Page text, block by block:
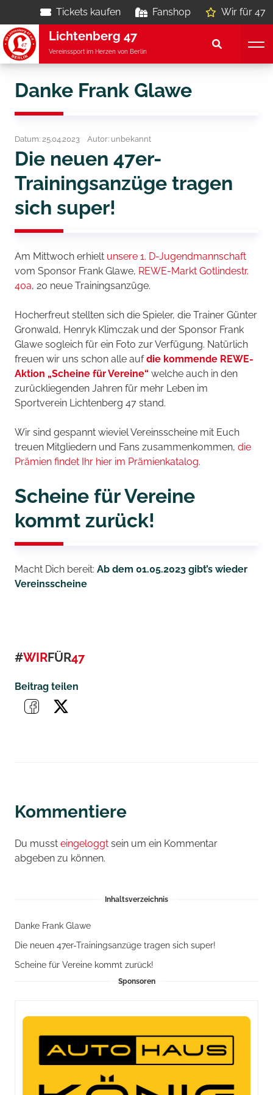
Tickets kaufen Fanshop Wir für 47
Lichtenberg 47
Vereinssport im Herzen von Berlin
Danke Frank Glawe
Datum: 25.04.2023 Autor: unbekannt
Die neuen 47er-
Trainingsanzüge tragen
sich super!
Am Mittwoch erhielt unsere 1. D-Jugendmannschaft
vom Sponsor Frank Glawe, REWE-Markt Gotlindestr.
40a, 20 neue Trainingsanzüge.
Hocherfreut stellten sich die Spieler, die Trainer Günter
Gronwald, Henryk Klimczak und der Sponsor Frank
Glawe sogleich für ein Foto zur Verfügung. Natürlich
freuen wir uns schon alle aufdie kommende REWE-
Aktion „Scheine für Vereine“ welche auch in den
zurückliegenden Jahren für mehr Leben im
Sportverein Lichtenberg 47 stand.
Wir sind gespannt wieviel Vereinsscheine mit Euch
treuen Mitgliedern und Fans zusammenkommen, die
Prämien findet Ihr hier im Prämienkatalog.
Scheine für Vereine
kommt zurück!
Macht Dich bereit: Ab dem 01.05.2023 gibt’s wieder
Vereinsscheine
#WIRFÜR47
Beitrag teilen
Kommentiere
Du musst eingeloggt sein um ein Kommentar
abgeben zu können.
Inhaltsverzeichnis
Danke Frank Glawe
Die neuen 47er-Trainingsanzüge tragen sich super!
Scheine für Vereine kommt zurück!
Sponsoren